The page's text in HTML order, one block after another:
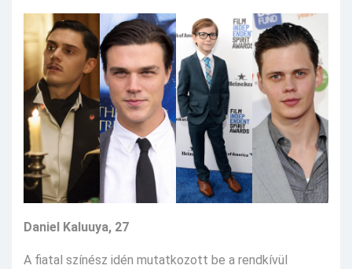
Daniel Kaluuya, 27
A fiatal színész idén mutatkozott be a rendkívül